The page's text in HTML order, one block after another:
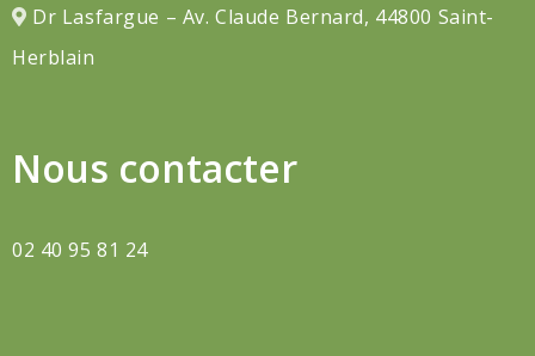
Dr Lasfargue – Av. Claude Bernard, 44800 Saint-
Herblain
Nous contacter
02 40 95 81 24